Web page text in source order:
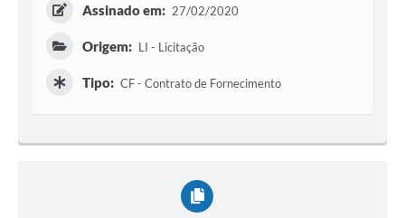
Assinado em: 27/02/2020
Origem: LI - Licitação
Tipo: CF - Contrato de Fornecimento